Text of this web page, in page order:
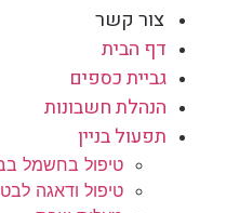
צור קשר
דף הבית
גביית כספים
הנהלת חשבונות
תפעול בניין
טיפול בחשמל
טיפול ודאגה